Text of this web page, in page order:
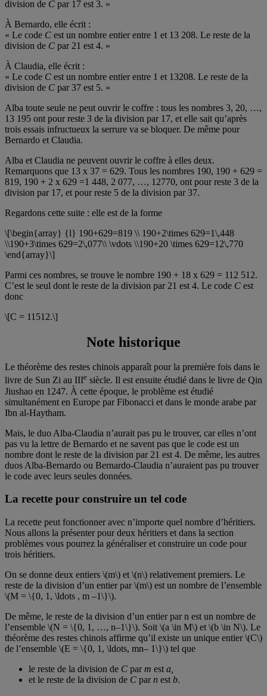
division de C par 17 est 3. »
À Bernardo, elle écrit :
« Le code C est un nombre entier entre 1 et 13 208. Le reste de la
division de C par 21 est 4. »
À Claudia, elle écrit :
« Le code C est un nombre entier entre 1 et 13208. Le reste de la
division de C par 37 est 5. »
Alba toute seule ne peut ouvrir le coffre : tous les nombres 3, 20, …,
13 195 ont pour reste 3 de la division par 17, et elle sait qu’après
trois essais infructueux la serrure va se bloquer. De même pour
Bernardo et Claudia.
Alba et Claudia ne peuvent ouvrir le coffre à elles deux.
Remarquons que 13 x 37 = 629. Tous les nombres 190, 190 + 629 =
819, 190 + 2 x 629 =1 448, 2 077, …, 12770, ont pour reste 3 de la
division par 17, et pour reste 5 de la division par 37.
Regardons cette suite : elle est de la forme
\[\begin{array} {l} 190+629=819 \\ 190+2\times 629=1\,448
\\190+3\times 629=2\,077\\ \vdots \\190+20 \times 629=12\,770
\end{array}\]
Parmi ces nombres, se trouve le nombre 190 + 18 x 629 = 112 512.
C’est le seul dont le reste de la division par 21 est 4. Le code C est
donc
\[C = 11512.\]
Note historique
Le théorème des restes chinois apparaît pour la première fois dans le
livre de Sun Zi au IIIe siècle. Il est ensuite étudié dans le livre de Qin
Jiushao en 1247. À cette époque, le problème est étudié
simultanément en Europe par Fibonacci et dans le monde arabe par
Ibn al-Haytham.
Mais, le duo Alba-Claudia n’aurait pas pu le trouver, car elles n’ont
pas vu la lettre de Bernardo et ne savent pas que le code est un
nombre dont le reste de la division par 21 est 4. De même, les autres
duos Alba-Bernardo ou Bernardo-Claudia n’auraient pas pu trouver
le code avec leurs seules données.
La recette pour construire un tel code
La recette peut fonctionner avec n’importe quel nombre d’héritiers.
Nous allons la présenter pour deux héritiers et dans la section
problèmes vous pourrez la généraliser et construire un code pour
trois héritiers.
On se donne deux entiers \(m\) et \(n\) relativement premiers. Le
reste de la division d’un entier par \(m\) est un nombre de l’ensemble
\(M = \{0, 1, \ldots , m –1\}\).
De même, le reste de la division d’un entier par n est un nombre de
l’ensemble \(N = \{0, 1, …, n–1\}\). Soit \(a \in M\) et \(b \in N\). Le
théorème des restes chinois affirme qu’il existe un unique entier \(C\)
de l’ensemble \(E = \{0, 1, \ldots, mn– 1\}\) tel que
le reste de la division de C par m est a,
et le reste de la division de C parn est b.